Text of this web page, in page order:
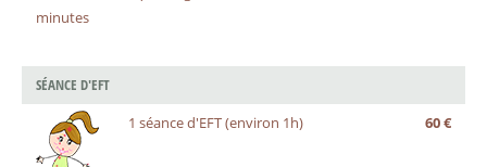
minutes
SÉANCE D'EFT
1 séance d'EFT (environ 1h)
60 €